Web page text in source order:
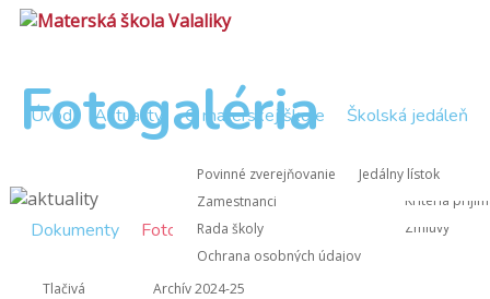
Úvod Aktuality O materskej škole
Povinné zverejňovanie
Zápisnice
Zápisnice z
Zmluvy
Zamestnanci
Rada školy
Ochrana osobných údajov
Informácie pre rodičov
Nástup do
Kritériá
Školská jedáleň
Jedálny lístok
Dokumenty
Tlačivá
Fotogaléria
Archív 2024-25
Kontakt
Fotogaléria